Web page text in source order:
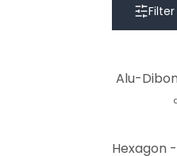
Filter
Alu-